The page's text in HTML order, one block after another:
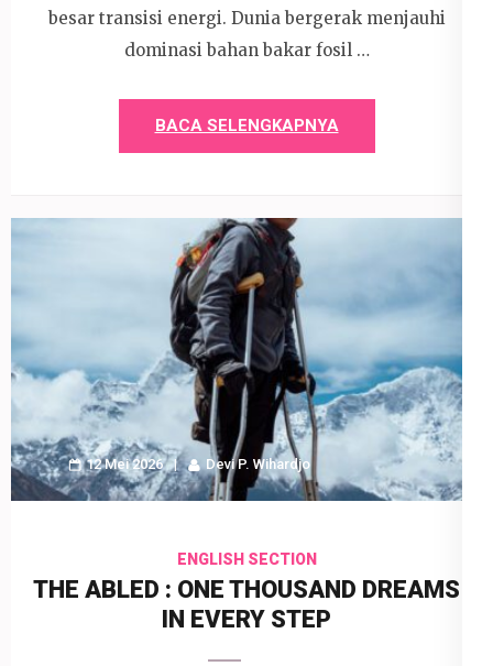
besar transisi energi. Dunia bergerak menjauhi
dominasi bahan bakar fosil …
BACA SELENGKAPNYA
12 Mei 2026 Devi P. Wihardjo
ENGLISH SECTION
THE ABLED : ONE THOUSAND DREAMS
IN EVERY STEP